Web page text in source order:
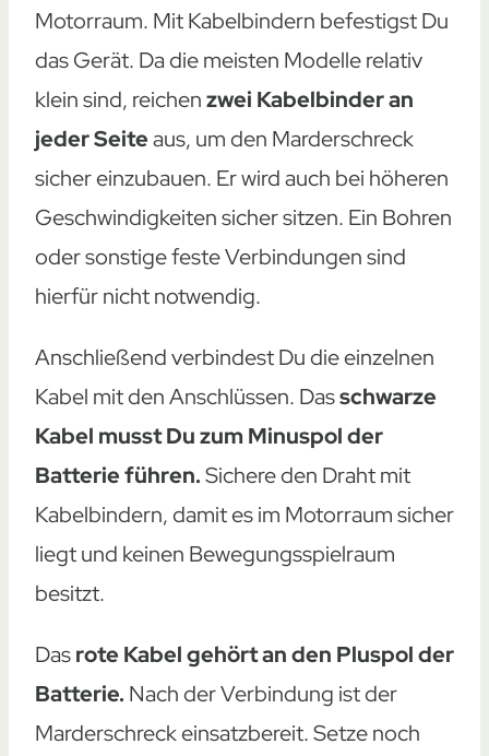
Motorraum. Mit Kabelbindern befestigst Du
das Gerät. Da die meisten Modelle relativ
klein sind, reichenzwei Kabelbinder an
jeder Seiteaus, um den Marderschreck
sicher einzubauen. Er wird auch bei höheren
Geschwindigkeiten sicher sitzen. Ein Bohren
oder sonstige feste Verbindungen sind
hierfür nicht notwendig.
Anschließend verbindest Du die einzelnen
Kabel mit den Anschlüssen. Dasschwarze
Kabel musst Du zum Minuspol der
Batterie führen.Sichere den Draht mit
Kabelbindern, damit es im Motorraum sicher
liegt und keinen Bewegungsspielraum
besitzt.
Dasrote Kabel gehört an den Pluspol der
Batterie. Nach der Verbindung ist der
Marderschreck einsatzbereit. Setze noch